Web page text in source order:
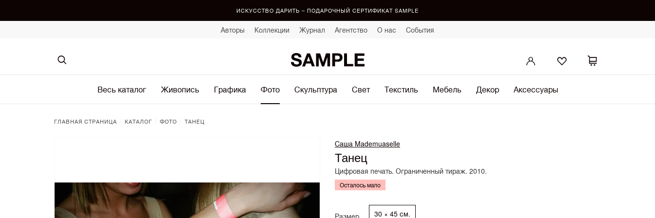
ИСКУССТВО ДАРИТЬ – ПОДАРОЧНЫЙ СЕРТИФИКАТ SAMPLE
Авторы Коллекции Журнал Агентство О нас События
Весь каталог Живопись Графика Фото Скульптура Свет Текстиль Мебель Декор Аксессуары
ГЛАВНАЯ СТРАНИЦА КАТАЛОГ ФОТО ТАНЕЦ
Саша Mademuaselle
Танец
Цифровая печать. Ограниченный тираж. 2010.
Осталось мало
Размер 30 × 45 см.